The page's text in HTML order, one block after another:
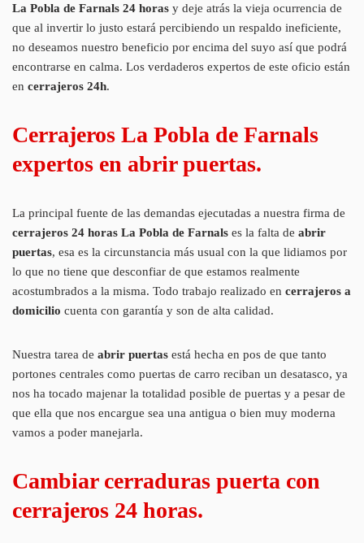
La Pobla de Farnals 24 horas y deje atrás la vieja ocurrencia de
que al invertir lo justo estará percibiendo un respaldo ineficiente,
no deseamos nuestro beneficio por encima del suyo así que podrá
encontrarse en calma. Los verdaderos expertos de este oficio están
en cerrajeros 24h.
Cerrajeros La Pobla de Farnals
expertos en abrir puertas.
La principal fuente de las demandas ejecutadas a nuestra firma de
cerrajeros 24 horas La Pobla de Farnals es la falta de abrir
puertas, esa es la circunstancia más usual con la que lidiamos por
lo que no tiene que desconfiar de que estamos realmente
acostumbrados a la misma. Todo trabajo realizado en cerrajeros a
domicilio cuenta con garantía y son de alta calidad.
Nuestra tarea de abrir puertas está hecha en pos de que tanto
portones centrales como puertas de carro reciban un desatasco, ya
nos ha tocado majenar la totalidad posible de puertas y a pesar de
que ella que nos encargue sea una antigua o bien muy moderna
vamos a poder manejarla.
Cambiar cerraduras puerta con
cerrajeros 24 horas.